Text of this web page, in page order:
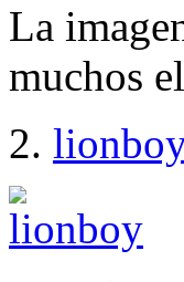
La
muchos
2.